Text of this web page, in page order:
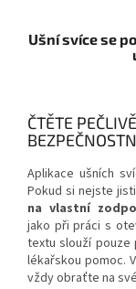
Ušní svíce se
ČTĚTE
Aplikace ušních
Pokud si nejste
na vlastní
jako při práci s
textu slouží pouze
lékařskou pomoc.
vždy obraťte na